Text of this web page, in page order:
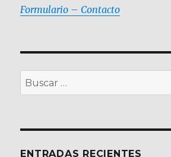
Formulario – Contacto
Buscar
por:
ENTRADAS RECIENTES